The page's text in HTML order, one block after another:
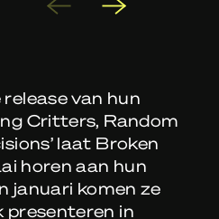
van hun
Critters, Random
laat Broken
horen aan hun
januari komen ze
presenteren in